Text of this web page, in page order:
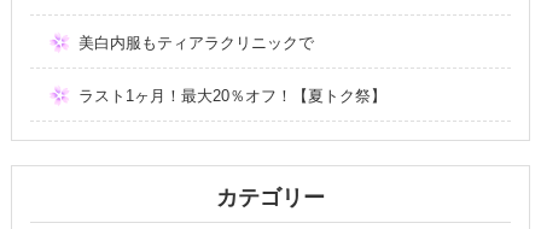
美白内服もティアラクリニックで
ラスト1ヶ月！最大20％オフ！【夏トク祭】
カテゴリー